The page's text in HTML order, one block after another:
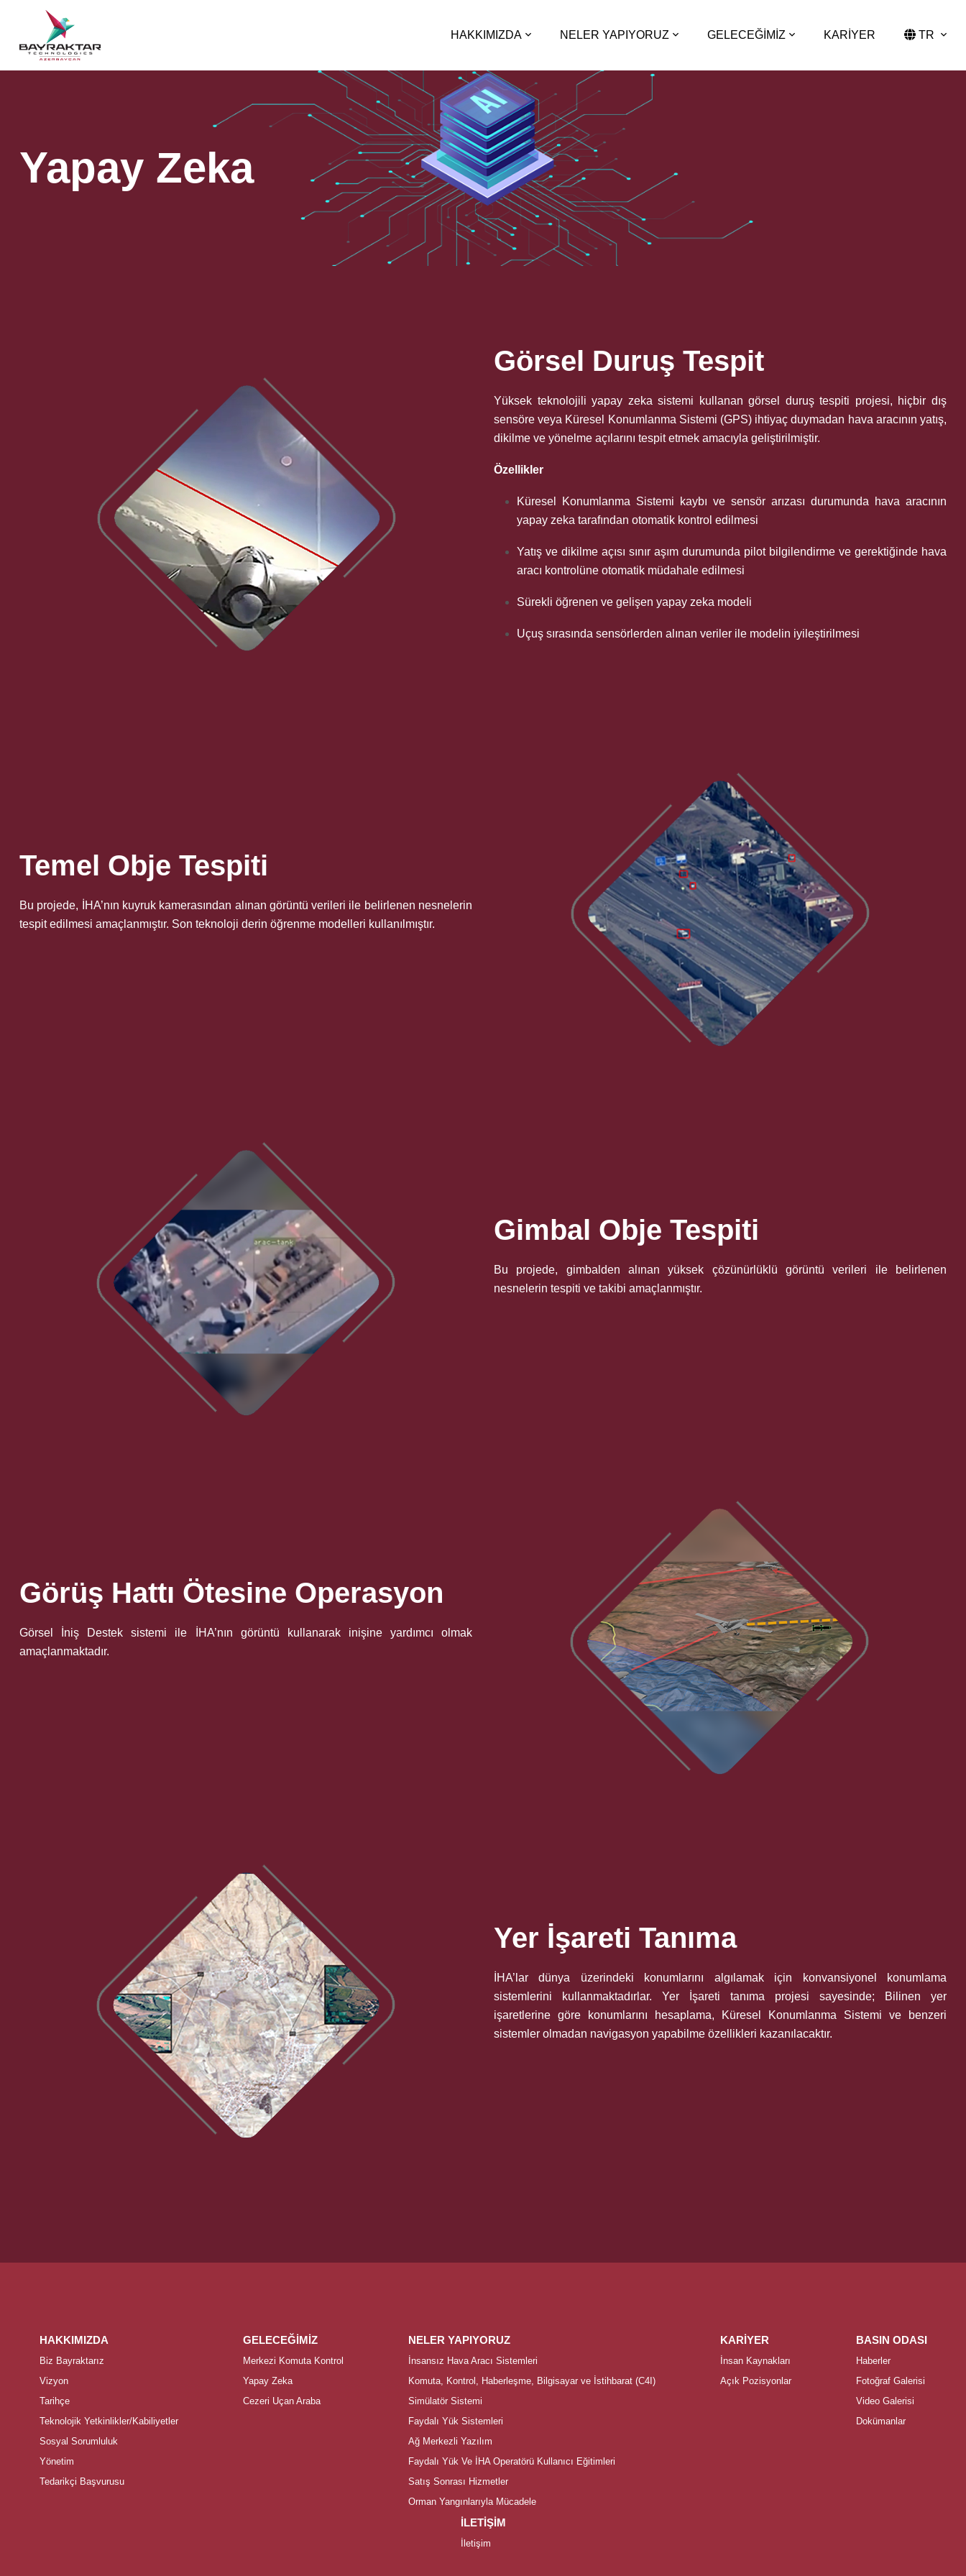
HAKKIMIZDA NELER YAPIYORUZ GELECEĞİMİZ KARİYER TR
Yapay Zeka
Görsel Duruş Tespit
Yüksek teknolojili yapay zeka sistemi kullanan görsel duruş tespiti projesi, hiçbir dış
sensöre veya Küresel Konumlanma Sistemi (GPS) ihtiyaç duymadan hava aracının yatış,
dikilme ve yönelme açılarını tespit etmek amacıyla geliştirilmiştir.
Özellikler
Küresel Konumlanma Sistemi kaybı ve sensör arızası durumunda hava aracının
yapay zeka tarafından otomatik kontrol edilmesi
Yatış ve dikilme açısı sınır aşım durumunda pilot bilgilendirme ve gerektiğinde hava
aracı kontrolüne otomatik müdahale edilmesi
Sürekli öğrenen ve gelişen yapay zeka modeli
Uçuş sırasında sensörlerden alınan veriler ile modelin iyileştirilmesi
Temel Obje Tespiti
Bu projede, İHA’nın kuyruk kamerasından alınan görüntü verileri ile belirlenen nesnelerin
tespit edilmesi amaçlanmıştır. Son teknoloji derin öğrenme modelleri kullanılmıştır.
Gimbal Obje Tespiti
Bu projede, gimbalden alınan yüksek çözünürlüklü görüntü verileri ile belirlenen
nesnelerin tespiti ve takibi amaçlanmıştır.
Görüş Hattı Ötesine Operasyon
Görsel İniş Destek sistemi ile İHA’nın görüntü kullanarak inişine yardımcı olmak
amaçlanmaktadır.
Yer İşareti Tanıma
İHA’lar dünya üzerindeki konumlarını algılamak için konvansiyonel konumlama
sistemlerini kullanmaktadırlar. Yer İşareti tanıma projesi sayesinde; Bilinen yer
işaretlerine göre konumlarını hesaplama, Küresel Konumlanma Sistemi ve benzeri
sistemler olmadan navigasyon yapabilme özellikleri kazanılacaktır.
HAKKIMIZDA
Biz Bayraktarız
Vizyon
Tarihçe
Teknolojik Yetkinlikler/Kabiliyetler
Sosyal Sorumluluk
Yönetim
Tedarikçi Başvurusu
GELECEĞİMİZ
Merkezi Komuta Kontrol
Yapay Zeka
Cezeri Uçan Araba
NELER YAPIYORUZ
İnsansız Hava Aracı Sistemleri
Komuta, Kontrol, Haberleşme, Bilgisayar ve İstihbarat (C4I)
Simülatör Sistemi
Faydalı Yük Sistemleri
Ağ Merkezli Yazılım
Faydalı Yük Ve İHA Operatörü Kullanıcı Eğitimleri
Satış Sonrası Hizmetler
Orman Yangınlarıyla Mücadele
KARİYER
İnsan Kaynakları
Açık Pozisyonlar
BASIN ODASI
Haberler
Fotoğraf Galerisi
Video Galerisi
Dokümanlar
İLETİŞİM
İletişim